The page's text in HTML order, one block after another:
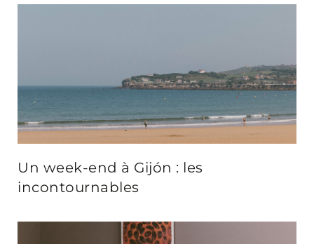
Un week-end à Gijón : les
incontournables